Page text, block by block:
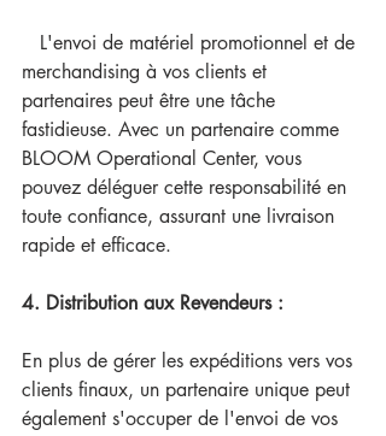
merchandising à vos clients et
partenaires peut être une tâche
fastidieuse. Avec un partenaire comme
BLOOM Operational Center, vous
pouvez déléguer cette responsabilité en
toute confiance, assurant une livraison
rapide et efficace.
4. Distribution aux Revendeurs :
En plus de gérer les expéditions vers vos
clients finaux, un partenaire unique peut
également s'occuper de l'envoi de vos